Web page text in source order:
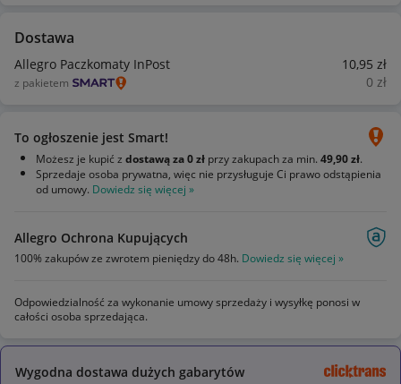
Dostawa
Allegro Paczkomaty InPost 10,95 zł
z pakietem 0 zł
To ogłoszenie jest Smart!
Możesz je kupić z dostawą za 0 zł przy zakupach za min. 49,90 zł.
Sprzedaje osoba prywatna, więc nie przysługuje Ci prawo odstąpienia
od umowy. Dowiedz się więcej »
Allegro Ochrona Kupujących
100% zakupów ze zwrotem pieniędzy do 48h. Dowiedz się więcej »
Odpowiedzialność za wykonanie umowy sprzedaży i wysyłkę ponosi w
całości osoba sprzedająca.
Wygodna dostawa dużych gabarytów